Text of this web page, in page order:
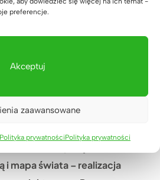
preferencje.
Akceptuj
zaawansowane
Polityka prywatnościPolityka prywatności
Krakowa
i mapa świata – realizacja